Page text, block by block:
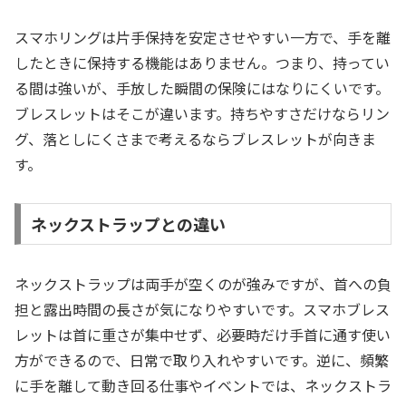
スマホリングは片手保持を安定させやすい一方で、手を離
したときに保持する機能はありません。つまり、持ってい
る間は強いが、手放した瞬間の保険にはなりにくいです。
ブレスレットはそこが違います。持ちやすさだけならリン
グ、落としにくさまで考えるならブレスレットが向きま
す。
ネックストラップとの違い
ネックストラップは両手が空くのが強みですが、首への負
担と露出時間の長さが気になりやすいです。スマホブレス
レットは首に重さが集中せず、必要時だけ手首に通す使い
方ができるので、日常で取り入れやすいです。逆に、頻繁
に手を離して動き回る仕事やイベントでは、ネックストラ